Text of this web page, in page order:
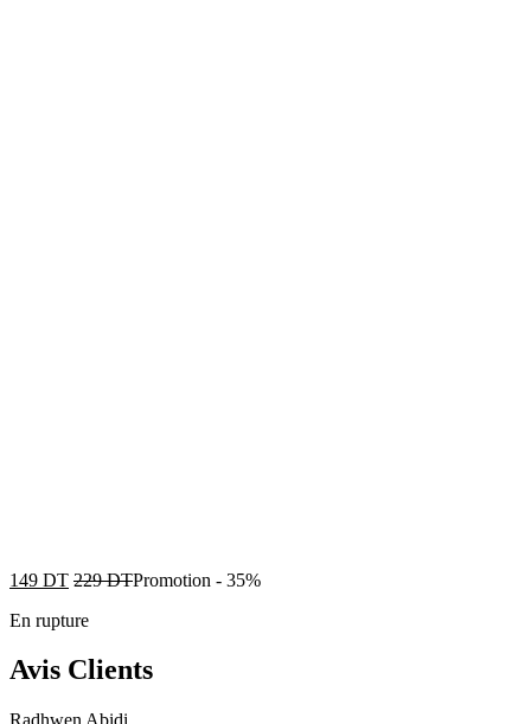
149 DT 229DTPromotion - 35%
En rupture
Avis Clients